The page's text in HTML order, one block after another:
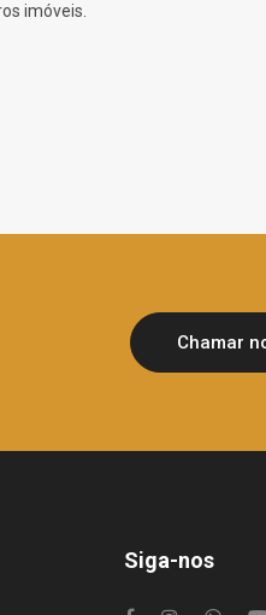
imóveis.
Chamar
Siga-nos